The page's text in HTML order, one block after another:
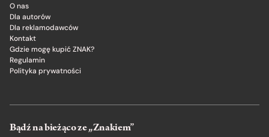
O nas
Dla autorów
Dla reklamodawców
Kontakt
Gdzie mogę kupić ZNAK?
Regulamin
Polityka prywatności
Bądź na bieżąco ze „Znakiem”